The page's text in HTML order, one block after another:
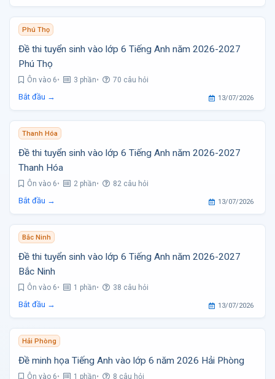
Phú Thọ
Đề thi tuyển sinh vào lớp 6 Tiếng Anh năm 2026-2027
Phú Thọ
Ôn vào 6 3 phần 70 câu hỏi
Bắt đầu → 13/07/2026
Thanh Hóa
Đề thi tuyển sinh vào lớp 6 Tiếng Anh năm 2026-2027
Thanh Hóa
Ôn vào 6 2 phần 82 câu hỏi
Bắt đầu → 13/07/2026
Bắc Ninh
Đề thi tuyển sinh vào lớp 6 Tiếng Anh năm 2026-2027
Bắc Ninh
Ôn vào 6 1 phần 38 câu hỏi
Bắt đầu → 13/07/2026
Hải Phòng
Đề minh họa Tiếng Anh vào lớp 6 năm 2026 Hải Phòng
Ôn vào 6 1 phần 8 câu hỏi